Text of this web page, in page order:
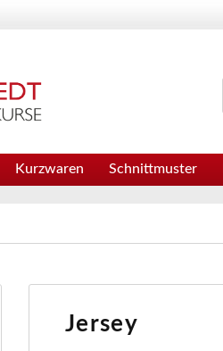
Kurzwaren Schnittmuster
Jersey